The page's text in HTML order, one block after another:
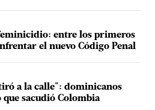
entre los primeros
el nuevo Código Penal
a la calle": dominicanos
sacudió Colombia